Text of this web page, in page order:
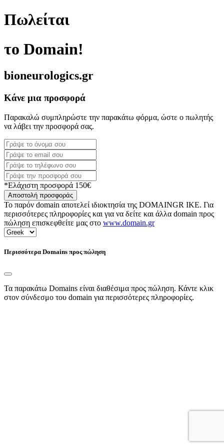
Πωλείται
το Domain!
bioneurologics.gr
Κάνε μια προσφορά
Παρακαλώ συμπληρώστε την παρακάτω φόρμα, ώστε ο πωλητής
να λάβει την προσφορά σας.
*Ελάχιστη προσφορά 150€
Αποστολή προσφοράς
Το παρόν domain αποτελεί ιδιοκτησία της DOMAINGR ΙΚΕ. Για
περισσότερες πληροφορίες και για να δείτε και άλλα domain προς
πώληση επισκεφθείτε μας στο www.domain.gr
Περισσότερα Domains προς πώληση
Τα παρακάτω Domains είναι διαθέσιμα προς πώληση. Κάντε κλικ
στον σύνδεσμο του domain για περισσότερες πληροφορίες.